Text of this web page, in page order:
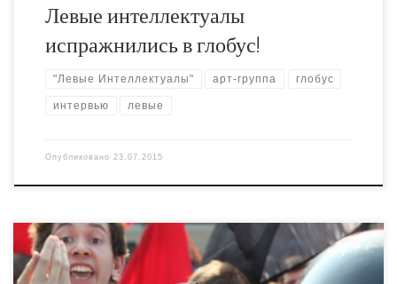
Левые интеллектуалы
испражнились в глобус!
"Левые Интеллектуалы" арт-группа глобус
интервью левые
Опубликовано 23.07.2015